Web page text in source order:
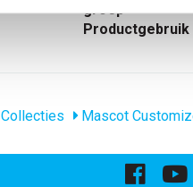
groep
Productgebruik
Collecties Mascot